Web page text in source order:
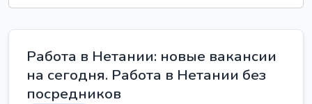
Работа в Нетании: новые вакансии
на сегодня. Работа в Нетании без
посредников